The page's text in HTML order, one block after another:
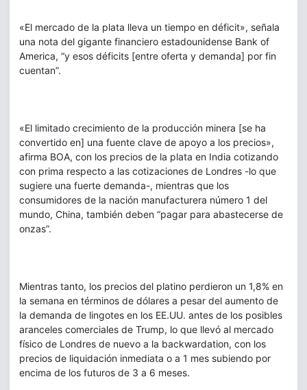
«El mercado de la plata lleva un tiempo en déficit», señala
una nota del gigante financiero estadounidense Bank of
America, “y esos déficits [entre oferta y demanda] por fin
cuentan”.
«El limitado crecimiento de la producción minera [se ha
convertido en] una fuente clave de apoyo a los precios»,
afirma BOA, con los precios de la plata en India cotizando
con prima respecto a las cotizaciones de Londres -lo que
sugiere una fuerte demanda-, mientras que los
consumidores de la nación manufacturera número 1 del
mundo, China, también deben “pagar para abastecerse de
onzas”.
Mientras tanto, los precios del platino perdieron un 1,8% en
la semana en términos de dólares a pesar del aumento de
la demanda de lingotes en los EE.UU. antes de los posibles
aranceles comerciales de Trump, lo que llevó al mercado
físico de Londres de nuevo a la backwardation, con los
precios de liquidación inmediata o a 1 mes subiendo por
encima de los futuros de 3 a 6 meses.